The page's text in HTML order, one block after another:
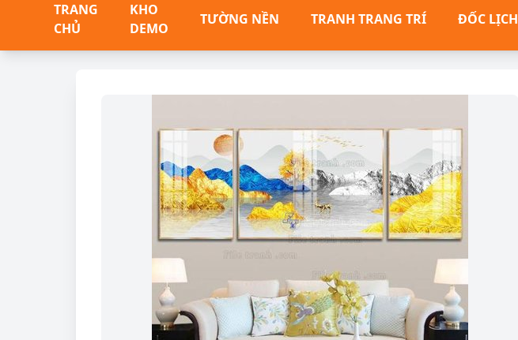
TRANG
CHỦ
KHO
DEMO
TƯỜNG NỀN TRANH TRANG TRÍ ĐỐC LỊCH